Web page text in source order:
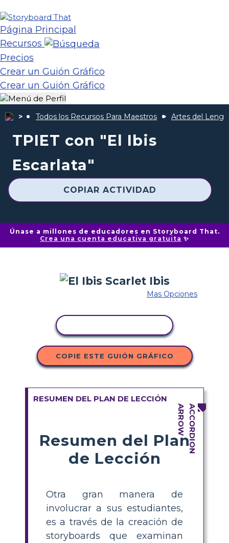
Página Principal
Recursos
Precios
Crear un Guión Gráfico
Crear un Guión Gráfico
Todos los Recursos Para Maestros Artes del
TPIET con "El Ibis
Escarlata"
COPIAR ACTIVIDAD
Únase a millones de educadores en Storyboard That.
Crea una cuenta educativa gratuita ✨
Mas Opciones
COPIE ESTE GUIÓN GRÁFICO
RESUMEN DEL PLAN DE LECCIÓN
Resumen del Plan
de Lección
Otra gran manera de
involucrar a sus estudiantes,
es a través de la creación de
storyboards que examinan